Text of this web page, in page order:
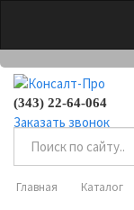
(343) 22-64-064
Заказать звонок
Главная Каталог